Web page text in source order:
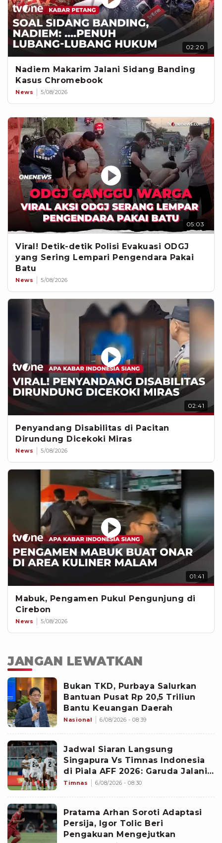
02:20
Nadiem Makarim Jalani Sidang Banding
Kasus Chromebook
News 5/08/2026
05:03
Viral! Detik-detik Polisi Evakuasi ODGJ
yang Sering Lempari Pengendara Pakai
Batu
News 5/08/2026
02:41
Penyandang Disabilitas di Pacitan
Dirundung Dicekoki Miras
News 5/08/2026
01:41
Mabuk, Pengamen Pukul Pengunjung di
Cirebon
News 5/08/2026
JANGAN LEWATKAN
Bukan TKD, Purbaya Salurkan
Bantuan Pusat Rp 20,5 Triliun
Bantu Keuangan Daerah
Nasional 6/08/2026 - 08:39
Jadwal Siaran Langsung
Singapura Vs Timnas Indonesia
di Piala AFF 2026: Garuda Jalani
Laga Hidup-Mati
Timnas 6/08/2026 - 08:30
Pratama Arhan Soroti Adaptasi
Persija, Igor Tolic Beri
Pengakuan Mengejutkan